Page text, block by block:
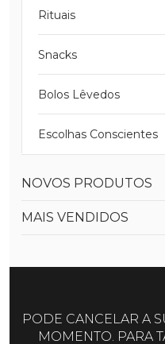
Rituais
Snacks
Bolos Lêvedos
Escolhas Conscientes
NOVOS PRODUTOS
MAIS VENDIDOS
PODE CANCELAR A
MOMENTO. PARA